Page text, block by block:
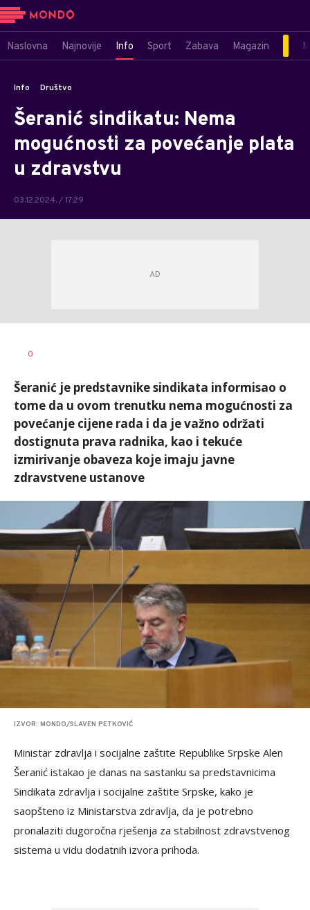
Naslovna Najnovije Info Sport Zabava Magazin
Info Društvo
Šeranić sindikatu: Nema
mogućnosti za povećanje plata
u zdravstvu
03.12.2024. / 17:29
AUTOR
0
Šeranić je predstavnike sindikata informisao o
tome da u ovom trenutku nema mogućnosti za
povećanje cijene rada i da je važno održati
dostignuta prava radnika, kao i tekuće
izmirivanje obaveza koje imaju javne
zdravstvene ustanove
IZVOR: MONDO/SLAVEN PETKOVIĆ
Ministar zdravlja i socijalne zaštite Republike Srpske Alen
Šeranić istakao je danas na sastanku sa predstavnicima
Sindikata zdravlja i socijalne zaštite Srpske, kako je
saopšteno iz Ministarstva zdravlja, da je potrebno
pronalaziti dugoročna rješenja za stabilnost zdravstvenog
sistema u vidu dodatnih izvora prihoda.